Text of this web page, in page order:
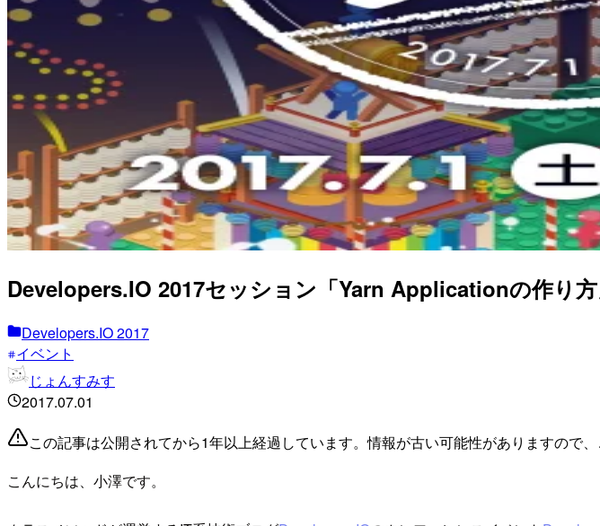
Developers.IO 2017セッション「Yarn Applicationの作り
Developers.IO 2017
イベント
じょんすみす
2017.07.01
この記事は公開されてから1年以上経過しています。情報が古い可能性がありますので、
こんにちは、小澤です。